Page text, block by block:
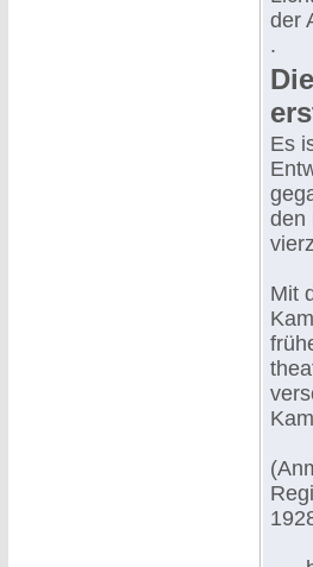
der
.
Es
den
Mit